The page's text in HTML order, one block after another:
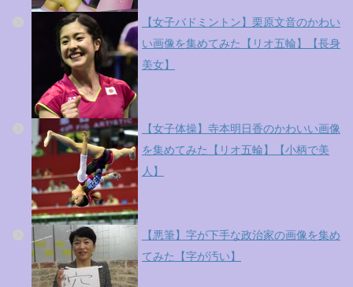
【女子バドミントン】栗原文音のかわい
い画像を集めてみた【リオ五輪】【長身
美女】
【女子体操】寺本明日香のかわいい画像
を集めてみた【リオ五輪】【小柄で美
人】
【悪筆】字が下手な政治家の画像を集め
てみた【字が汚い】